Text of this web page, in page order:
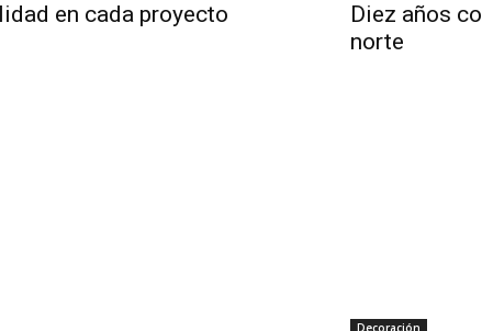
en cada proyecto
Diez años
norte
Decoración